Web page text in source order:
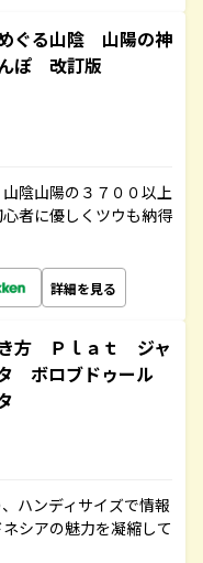
ぐる山陰 山陽の神
ぽ 改訂版
陰山陽の３７００以上
者に優しくツウも納得
詳細を見る
方 Ｐｌａｔ ジャ
ボロブドゥール
ハンディサイズで情報
シアの魅力を凝縮して